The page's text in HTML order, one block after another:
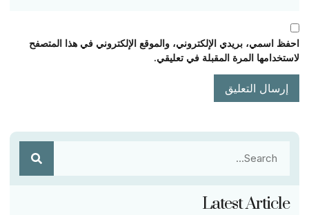
احفظ اسمي، بريدي الإلكتروني، والموقع الإلكتروني في هذا المتصفح
لاستخدامها المرة المقبلة في تعليقي.
Latest Article